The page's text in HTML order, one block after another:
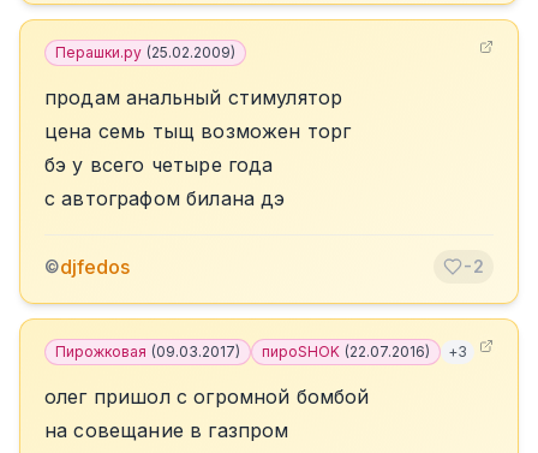
Перашки.ру (25.02.2009)
продам анальный стимулятор
цена семь тыщ возможен торг
бэ у всего четыре года
с автографом билана дэ
©djfedos -2
Пирожковая (09.03.2017) пироSHOK (22.07.2016) +3
олег пришол с огромной бомбой
на совещание в газпром